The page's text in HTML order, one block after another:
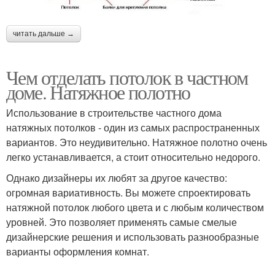
читать дальше →
Чем отделать потолок в частном
доме. Натяжное полотно
Использование в строительстве частного дома
натяжных потолков - один из самых распространенных
вариантов. Это неудивительно. Натяжное полотно очень
легко устанавливается, а стоит относительно недорого.
Однако дизайнеры их любят за другое качество:
огромная вариативность. Вы можете спроектировать
натяжной потолок любого цвета и с любым количеством
уровней. Это позволяет применять самые смелые
дизайнерские решения и использовать разнообразные
варианты оформления комнат.